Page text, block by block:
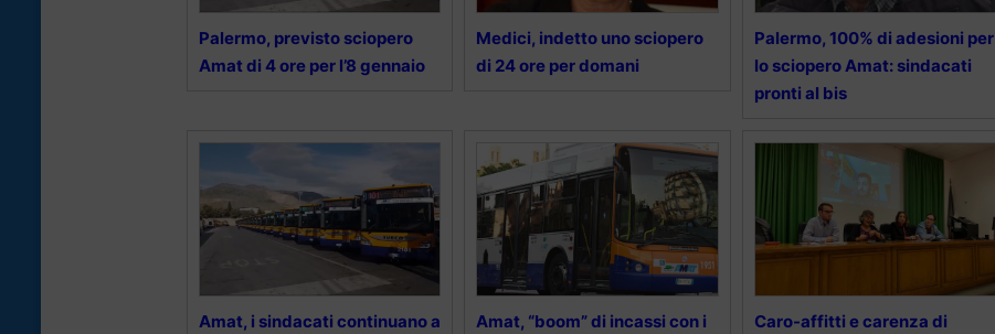
Palermo, previsto sciopero
Amat di 4 ore per l’8 gennaio
Medici, indetto uno sciopero
di 24 ore per domani
Palermo, 100% di adesioni per
lo sciopero Amat: sindacati
pronti al bis
Amat, i sindacati continuano a
Amat, “boom” di incassi con i
Caro-affitti e carenza di